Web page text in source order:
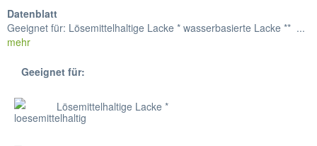
Datenblatt
Geeignet für: Lösemittelhaltige Lacke * wasserbasierte Lacke ** ...
mehr
Geeignet für:
Lösemittelhaltige Lacke *